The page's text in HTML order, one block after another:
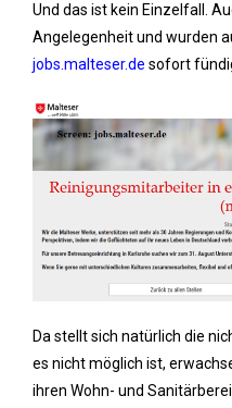
Und das ist kein Einzelfall.
Angelegenheit und wurden
jobs.malteser.de sofort
Da stellt sich natürlich die
es nicht möglich ist,
ihren Wohn- und